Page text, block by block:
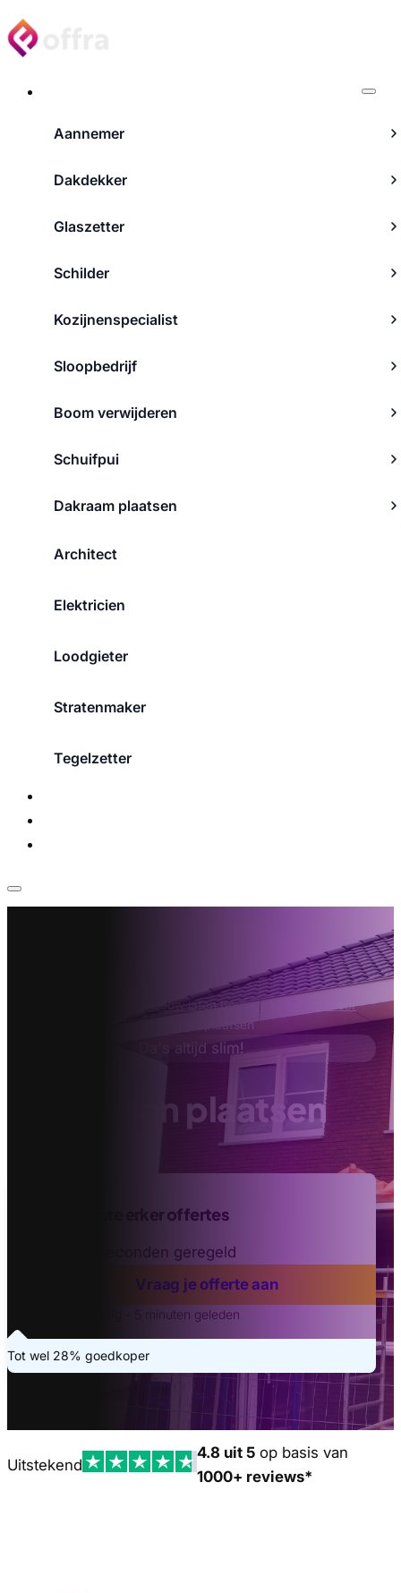
Aannemer
Dakdekker
Glaszetter
Schilder
Kozijnenspecialist
Sloopbedrijf
Boom verwijderen
Schuifpui
Dakraam plaatsen
Architect
Elektricien
Loodgieter
Stratenmaker
Tegelzetter
Vind de beste erker offertes
Binnen 20 seconden geregeld
Vraag je offerte aan
Laatste aanvraag - 5 minuten geleden
Tot wel 28% goedkoper
Aanbouw laten bouwen betekent meer
Erker laten plaatsen
Da's altijd slim!
Erker laten plaatsen
Uitstekend
4.8 uit 5 op basis van
1000+ reviews*